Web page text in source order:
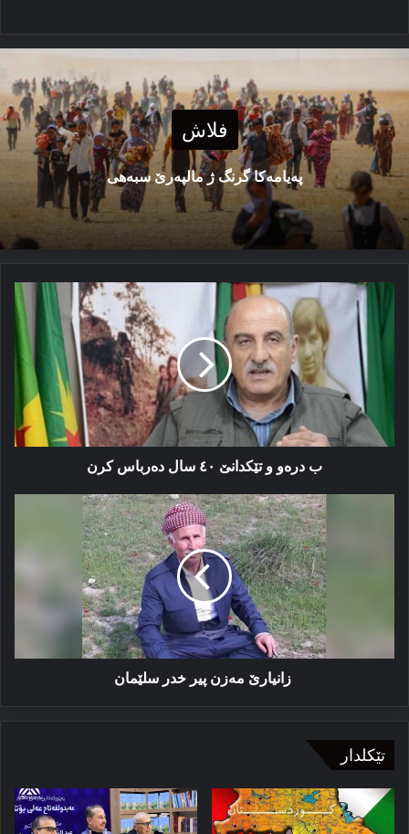
فلاش
پەیامەكا گرنگ ژ مالپەرێ سبەهی
ب
درەو
و
تێکدانێ
سال
دەرباس
کرن
ب درەو و تێکدانێ ٤٠ سال دەرباس کرن
زانیارێ مه‌زن پیر خدر سلێمان
تێکلدار